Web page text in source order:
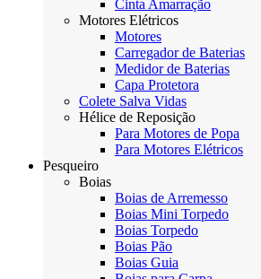
Cinta Amarração
Motores Elétricos
Motores
Carregador de Baterias
Medidor de Baterias
Capa Protetora
Colete Salva Vidas
Hélice de Reposição
Para Motores de Popa
Para Motores Elétricos
Pesqueiro
Boias
Boias de Arremesso
Boias Mini Torpedo
Boias Torpedo
Boias Pão
Boias Guia